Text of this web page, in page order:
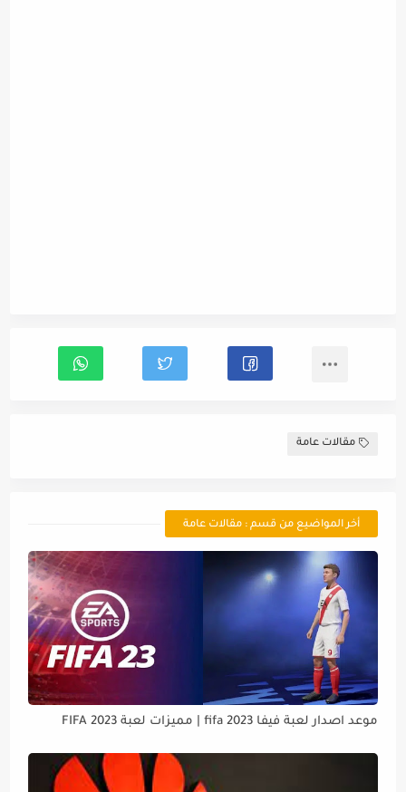
مقالات عامة
أخر المواضيع من قسم : مقالات عامة
موعد اصدار لعبة فيفا 2023 fifa | مميزات لعبة FIFA 2023